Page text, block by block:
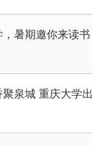
，暑期邀你来读书
聚泉城 重庆大学